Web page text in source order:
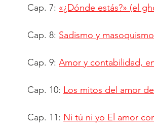
Cap. 7: «¿Dónde estás?» (el
Cap. 8: Sadismo y
Cap. 9: Amor y contabilidad,
Cap. 10: Los mitos del amor
Cap. 11: Ni tú ni yo El amor